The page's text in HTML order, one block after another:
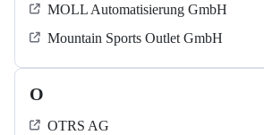
MOLL Automatisierung GmbH
Mountain Sports Outlet GmbH
O
OTRS AG